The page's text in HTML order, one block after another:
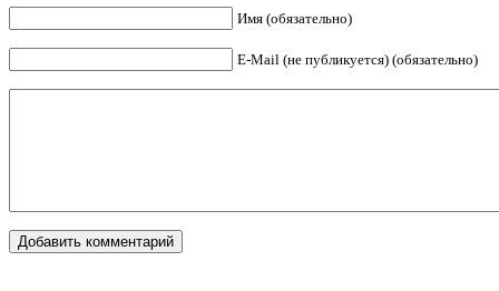
Имя (обязательно)
E-Mail (не публикуется) (обязательно)